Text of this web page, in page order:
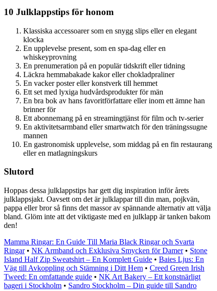
10 Julklappstips för honom
Klassiska accessoarer som en snygg slips eller en elegant
klocka
En upplevelse present, som en spa-dag eller en
whiskeyprovning
En prenumeration på en populär tidskrift eller tidning
Läckra hemmabakade kakor eller chokladpraliner
En vacker poster eller konstverk till hemmet
Ett set med lyxiga hudvårdsprodukter för män
En bra bok av hans favoritförfattare eller inom ett ämne han
brinner för
Ett abonnemang på en streamingtjänst för film och tv-serier
En aktivitetsarmband eller smartwatch för den träningssugne
mannen
En gastronomisk upplevelse, som middag på en fin restaurang
eller en matlagningskurs
Slutord
Hoppas dessa julklappstips har gett dig inspiration inför årets
julklappsjakt. Oavsett om det är julklappar till din man, pojkvän,
pappa eller bror så finns det massor av spännande alternativ att välja
bland. Glöm inte att det viktigaste med en julklapp är tanken bakom
den!
Mamma Ringar: En Guide Till Maria Black Ringar och Svarta
Ringar• NK Armband och Exklusiva Smycken för Damer• Stone
Island Half Zip Sweatshirt – En Komplett Guide • Baies Ljus: En
Väg till Avkoppling och Stämning i Ditt Hem • Creed Green Irish
Tweed: En omfattande guide • NK Art Bakery – Ett konstnärligt
bageri i Stockholm • Sandro Stockholm – Din guide till Sandro